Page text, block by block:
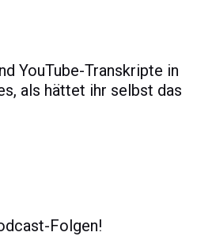
YouTube-Transkripte in
als hättet ihr selbst das
Folgen!